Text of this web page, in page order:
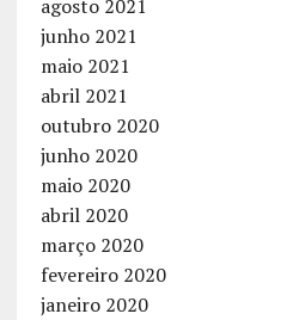
agosto 2021
junho 2021
maio 2021
abril 2021
outubro 2020
junho 2020
maio 2020
abril 2020
março 2020
fevereiro 2020
janeiro 2020